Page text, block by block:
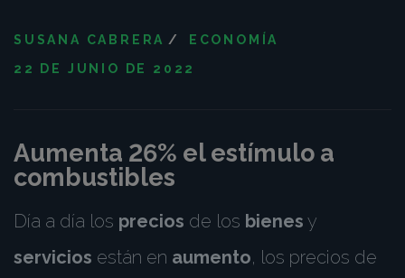
SUSANA CABRERA /
ECONOMÍA
22 DE JUNIO DE 2022
Aumenta 26% el estímulo a
combustibles
Día a día los precios de los bienes y
servicios están en aumento, los precios de